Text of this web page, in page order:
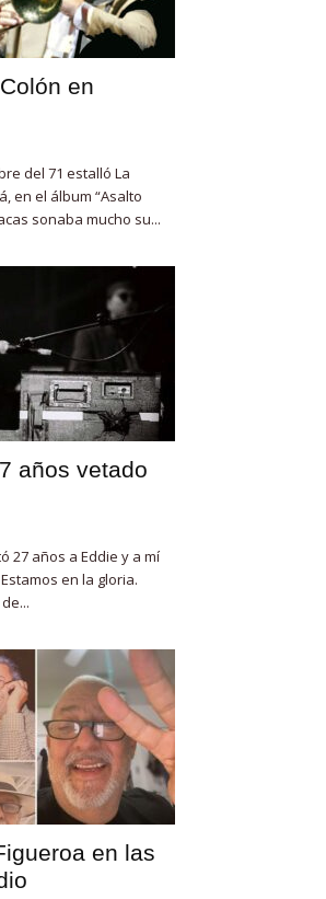
en
del 71 estalló La
en el álbum “Asalto
sonaba mucho su...
años vetado
27 años a Eddie y a mí
en la gloria.
en las